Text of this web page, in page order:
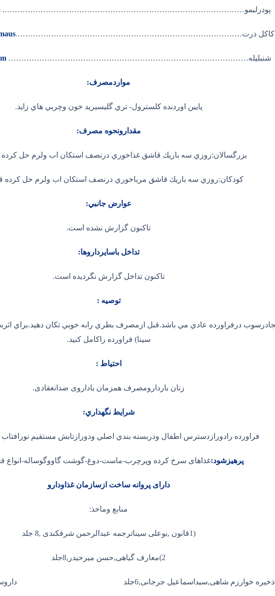
پودرلیمو………………………………………………………………………………….
کاکل ذرت…………………………………………………………………………….
شنبلیله…………………………………………………………………………………
مواردمصرف:
پايين اوردنده كلسترول- تري گليسيريد خون وچربي هاي زايد.
مقدارونحوه مصرف:
بزرگسالان:روزي سه باريك قاشق غذاخوري درنصف استكان اب ولرم حل كرده
كودكان:روزي سه باريك قاشق مرباخوري درنصف استكان اب ولرم حل كرده
عوارض جانبي:
تاكنون گزارش نشده است.
تداخل باسايرداروها:
تاكنون تداخل گزارش نگرديده است.
توصيه :
سینا) فراورده راكامل كنيد.
احتیاط :
زنان باردارومصرف همزمان باداروی ضدانعقادی.
شرايط نگهداري:
فراورده رادورازدسترس اطفال ودربسنه بندي اصلي ودورازتابش مستقيم نورافتاب
پرهیزشود:غذاهای سرخ کرده وپرچرب-ماست-دوغ-گوشت گاووگوساله-انواع
دارای پروانه ساخت ازسازمان غذاودارو
منابع وماخذ:
(1قانون ,بوعلی سیناترجمه عبدالرحمن شرفکندی ,8 جلد
2)معارف گیاهی,حسن میرحیدر,8جلد